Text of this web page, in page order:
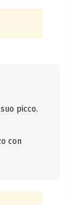
picco.
con